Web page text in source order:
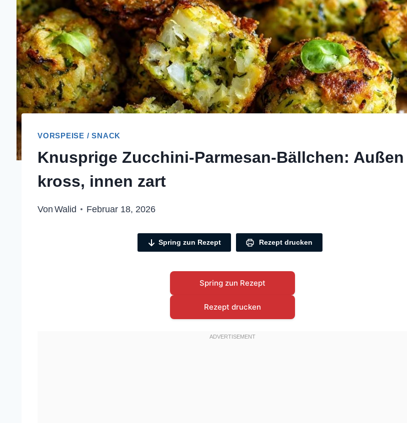
VORSPEISE / SNACK
Knusprige Zucchini-Parmesan-Bällchen: Außen
kross, innen zart
Von Walid Februar 18, 2026
Spring zun Rezept Rezept drucken
Spring zun Rezept
Rezept drucken